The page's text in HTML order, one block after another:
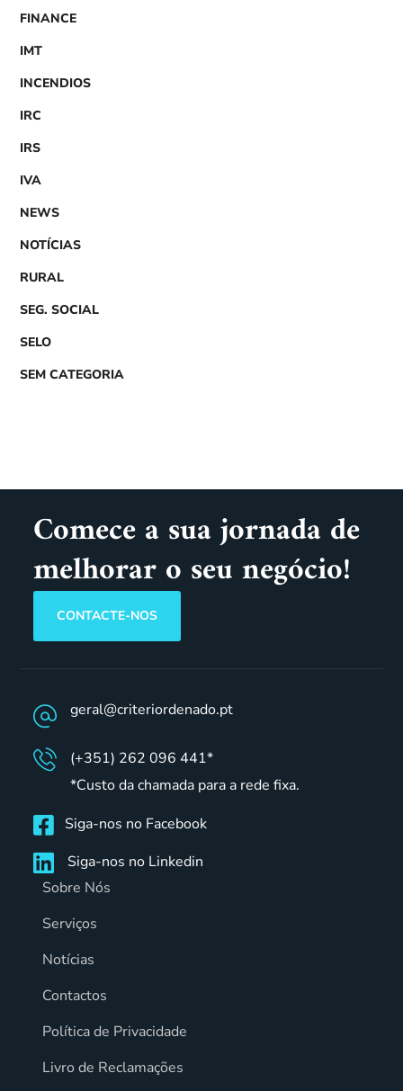
FINANCE
IMT
INCENDIOS
IRC
IRS
IVA
NEWS
NOTÍCIAS
RURAL
SEG. SOCIAL
SELO
SEM CATEGORIA
Comece a sua jornada de
melhorar o seu negócio!
CONTACTE-NOS
geral@criteriordenado.pt
(+351) 262 096 441*
*Custo da chamada para a rede fixa.
Siga-nos no Facebook
Siga-nos no Linkedin
Sobre Nós
Serviços
Notícias
Contactos
Política de Privacidade
Livro de Reclamações